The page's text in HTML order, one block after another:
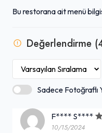
Bu restorana ait menü
Değerlendirme
Sadece Fotoğraflı
F**** S****
10/15/2024